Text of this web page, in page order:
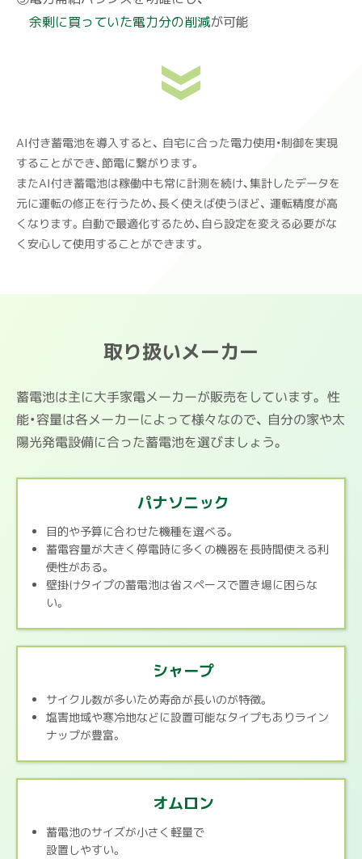
余剰に買っていた電力分の削減が可能
AI付き蓄電池を導入すると、 自宅に合った電力使用・制御を実現
することができ、節電に繋がります。
またAI付き蓄電池は稼働中も常に計測を続け、集計したデータを
元に運転の修正を行うため、長く使えば使うほど、 運転精度が高
くなります。自動で最適化するため、自ら設定を変える必要がな
く安心して使用することができます。
取り扱いメーカー
蓄電池は主に大手家電メーカーが販売をしています。 性
能・容量は各メーカーによって様々なので、 自分の家や太
陽光発電設備に合った蓄電池を選びましょう。
パナソニック
目的や予算に合わせた機種を選べる。
蓄電容量が大きく停電時に多くの機器を長時間使える利
便性がある。
壁掛けタイプの蓄電池は省スペースで置き場に困らな
い。
シャープ
サイクル数が多いため寿命が長いのが特徴。
塩害地域や寒冷地などに設置可能なタイプもありライン
ナップが豊富。
オムロン
蓄電池のサイズが小さく軽量で
設置しやすい。